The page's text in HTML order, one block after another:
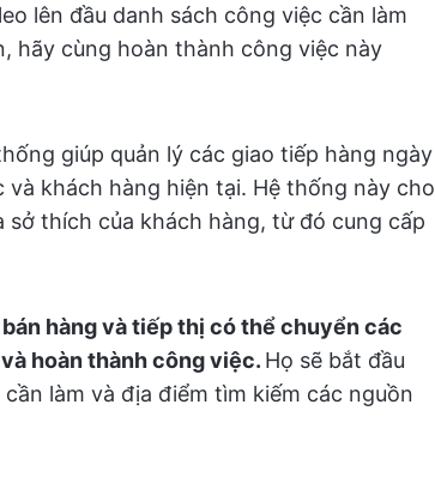
lên đầu danh sách công việc cần làm
hãy cùng hoàn thành công việc này
giúp quản lý các giao tiếp hàng ngày
khách hàng hiện tại. Hệ thống này cho
thích của khách hàng, từ đó cung cấp
hàng và tiếp thị có thể chuyển các
và hoàn thành công việc. Họ sẽ bắt đầu
làm và địa điểm tìm kiếm các nguồn